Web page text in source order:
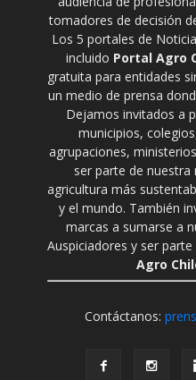
tomadores de decisión
Los 5 portales de
incluido Portal Agro
gratuita para entidades
un medio de prensa
Dejamos invitados a
municipios,
agrupaciones,
ser parte de nuestra
agricultura más
y el mundo. También
marcas a sumarse a
Auspiciadores y ser
Agro
Contáctanos: